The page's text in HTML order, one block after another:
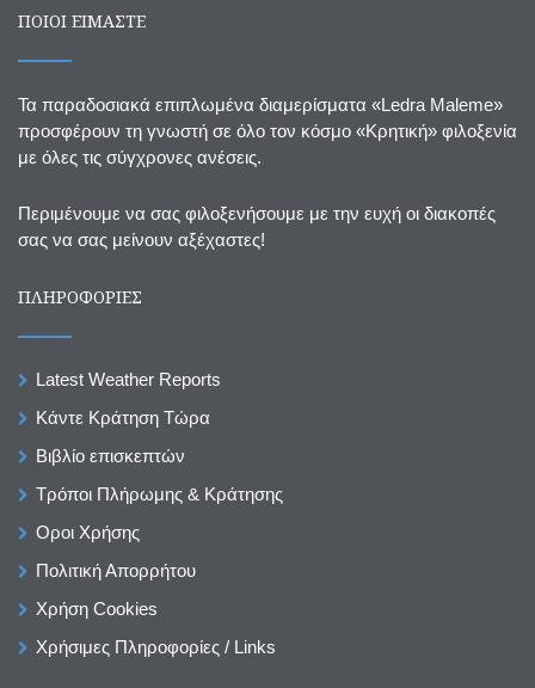
ΠΟΙΟΙ ΕΙΜΑΣΤΕ
Τα παραδοσιακά επιπλωμένα διαμερίσματα «Ledra Maleme»
προσφέρουν τη γνωστή σε όλο τον κόσμο «Κρητική» φιλοξενία
με όλες τις σύγχρονες ανέσεις.
Περιμένουμε να σας φιλοξενήσουμε με την ευχή οι διακοπές
σας να σας μείνουν αξέχαστες!
ΠΛΗΡΟΦΟΡΙΕΣ
Latest Weather Reports
Κάντε Κράτηση Τώρα
Βιβλίο επισκεπτών
Τρόποι Πλήρωμης & Κράτησης
Οροι Χρήσης
Πολιτική Απορρήτου
Χρήση Cookies
Χρήσιμες Πληροφορίες / Links